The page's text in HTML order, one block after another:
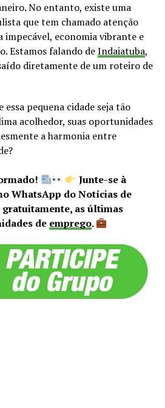
No entanto, existe uma
que tem chamado atenção
economia vibrante e
Estamos falando deIndaiatuba,
diretamente de um roteiro de
essa pequena cidade seja tão
acolhedor, suas oportunidades
a harmonia entre
Junte-se à
WhatsApp do Notícias de
as últimas
de emprego.